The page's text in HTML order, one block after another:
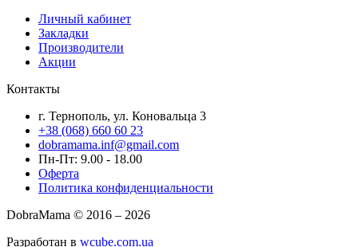
Личный кабинет
Закладки
Производители
Акции
Контакты
г. Тернополь, ул. Коновальца 3
+38 (068) 660 60 23
dobramama.inf@gmail.com
Пн-Пт: 9.00 - 18.00
Оферта
Политика конфиденциальности
DobraMama © 2016 – 2026
Разработан в wcube.com.ua